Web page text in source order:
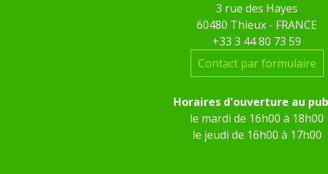
3 rue des Hayes
60480 Thieux - FRANCE
+33 3 44 80 73 59
Contact par formulaire
Horaires d'ouverture au
le mardi de 16h00 à 18h00
le jeudi de 16h00 à 17h00